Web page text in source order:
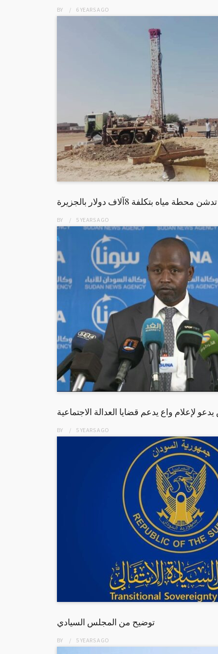
BY 6 YEARSAGO
بتكلفة 8آلاف دولار بالجزيرة
BY 5 YEARSAGO
لإعلام واع يدعم قضايا العدالة الاجتماعية
BY 5 YEARSAGO
توضيح من المجلس السيادي
BY 5 YEARSAGO